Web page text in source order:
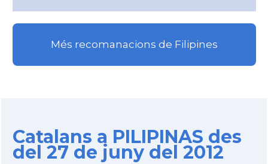
Més recomanacions de Filipines
Catalans a PILIPINAS des
del 27 de juny del 2012